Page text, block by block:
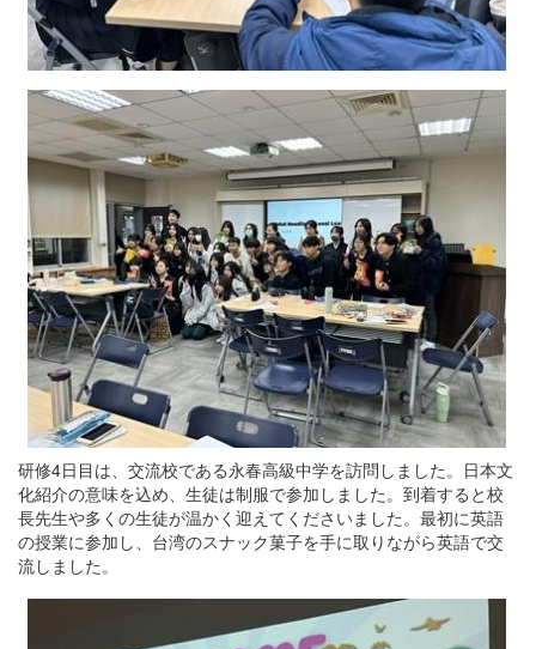
研修4日目は、交流校である永春高級中学を訪問しました。日本文
化紹介の意味を込め、生徒は制服で参加しました。到着すると校
長先生や多くの生徒が温かく迎えてくださいました。最初に英語
の授業に参加し、台湾のスナック菓子を手に取りながら英語で交
流しました。